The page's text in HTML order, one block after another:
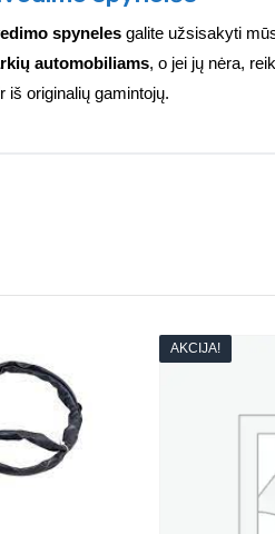
spyneles galite užsisakyti
automobiliams, o jei jų nėra,
originalių gamintojų.
AKCIJA!